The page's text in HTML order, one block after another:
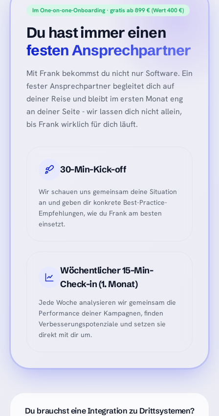
Im One-on-one-Onboarding · gratis ab 899 € (Wert 400 €)
Du hast immer einen
festen Ansprechpartner
Mit Frank bekommst du nicht nur Software. Ein
fester Ansprechpartner begleitet dich auf
deiner Reise und bleibt im ersten Monat eng
an deiner Seite - wir lassen dich nicht allein,
bis Frank wirklich für dich läuft.
30-Min-Kick-off
Wir schauen uns gemeinsam deine Situation
an und geben dir konkrete Best-Practice-
Empfehlungen, wie du Frank am besten
einsetzt.
Wöchentlicher 15-Min-
Check-in (1. Monat)
Jede Woche analysieren wir gemeinsam die
Performance deiner Kampagnen, finden
Verbesserungspotenziale und setzen sie
direkt mit dir um.
Du brauchst eine Integration zu Drittsystemen?